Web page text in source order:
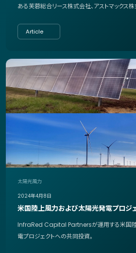
ある芙蓉総合リース株式会社、アストマックス
Article
太陽光風力
2024年4月8日
米国陸上風力および太陽光発電プロジ
InfraRed Capital Partnersが運用する米国
電プロジェクトへの共同投資。